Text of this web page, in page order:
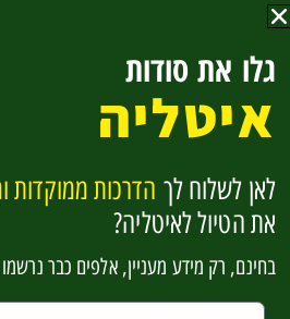
קמפניה וחוף אמלפי
החוף האדריאטי
בזיליקטה וקלבריה
סיציליה
להפוך למומחים
גלו את סודות
איטליה
לאן לשלוח לך הדרכות ממוקדות
את הטיול לאיטליה?
בחינם, רק מידע מעניין, אלפים כבר